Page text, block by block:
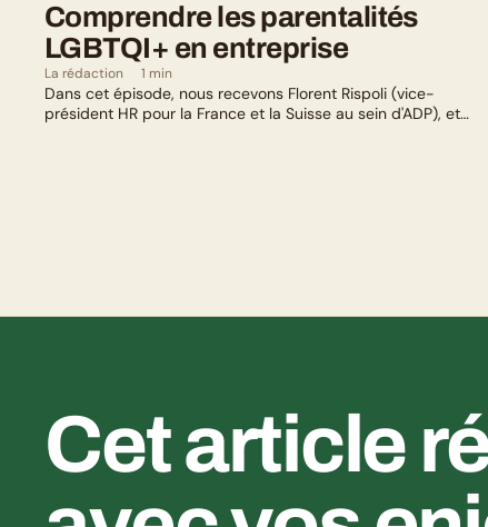
Comprendre les parentalités
LGBTQI+ en entreprise
La rédaction 1 min
Dans cet épisode, nous recevons Florent Rispoli (vice-
président HR pour la France et la Suisse au sein d'ADP), et
Cet article